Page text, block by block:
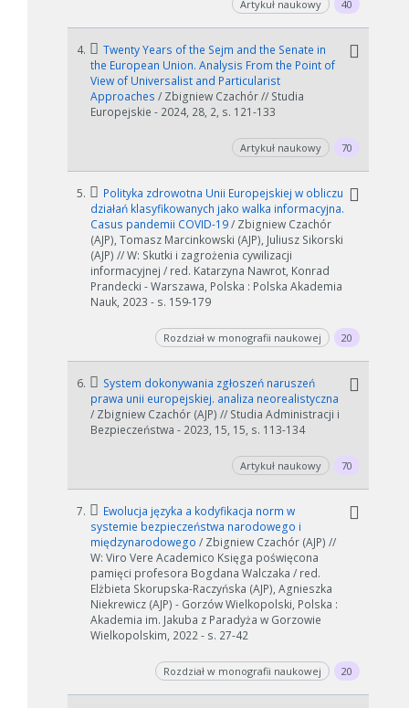
Artykuł naukowy 40
4.
Twenty Years of the Sejm and the Senate in
the European Union. Analysis From the Point of
View of Universalist and Particularist
Approaches / Zbigniew Czachór // Studia
Europejskie - 2024, 28, 2, s. 121-133
Artykuł naukowy 70
5.
Polityka zdrowotna Unii Europejskiej w obliczu
działań klasyfikowanych jako walka informacyjna.
Casus pandemii COVID-19/ Zbigniew Czachór
(AJP), Tomasz Marcinkowski (AJP), Juliusz Sikorski
(AJP) // W: Skutki i zagrożenia cywilizacji
informacyjnej / red. Katarzyna Nawrot, Konrad
Prandecki - Warszawa, Polska : Polska Akademia
Nauk, 2023 - s. 159-179
Rozdział w monografii naukowej 20
6.
System dokonywania zgłoszeń naruszeń
prawa unii europejskiej. analiza neorealistyczna
/ Zbigniew Czachór (AJP) // Studia Administracji i
Bezpieczeństwa - 2023, 15, 15, s. 113-134
Artykuł naukowy 70
7.
Ewolucja języka a kodyfikacja norm w
systemie bezpieczeństwa narodowego i
międzynarodowego / Zbigniew Czachór (AJP) //
W: Viro Vere Academico Księga poświęcona
pamięci profesora Bogdana Walczaka / red.
Elżbieta Skorupska-Raczyńska (AJP), Agnieszka
Niekrewicz (AJP) - Gorzów Wielkopolski, Polska :
Akademia im. Jakuba z Paradyża w Gorzowie
Wielkopolskim, 2022 - s. 27-42
Rozdział w monografii naukowej 20